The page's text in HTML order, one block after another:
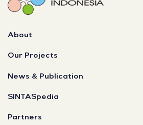
About
Our Projects
News & Publication
SINTASpedia
Partners